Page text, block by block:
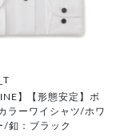
】【形態安定】ボ
ラーワイシャツ/ホワ
/釦：ブラック